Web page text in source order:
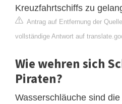
Kreuzfahrtschiffs zu
Antrag auf Entfernung der Quelle
vollständige Antwort auf
Wie wehren sich
Piraten?
Wasserschläuche sind